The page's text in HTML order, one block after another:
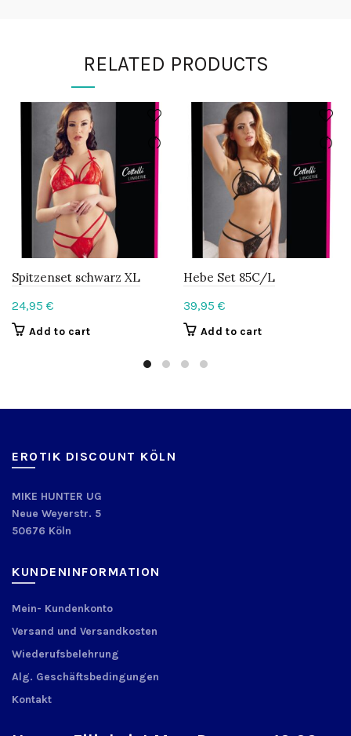
RELATED PRODUCTS
Spitzenset schwarz XL
24,95 €
Add to cart
Hebe Set 85C/L
39,95 €
Add to cart
EROTIK DISCOUNT KÖLN
MIKE HUNTER UG
Neue Weyerstr. 5
50676 Köln
KUNDENINFORMATION
Mein- Kundenkonto
Versand und Versandkosten
Wiederufsbelehrung
Alg. Geschäftsbedingungen
Kontakt